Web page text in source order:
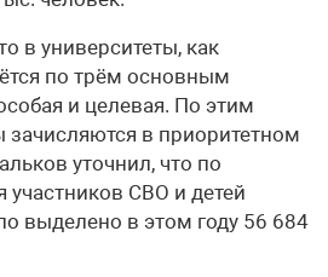
в университеты, как
по трём основным
и целевая. По этим
зачисляются в приоритетном
уточнил, что по
участников СВО и детей
выделено в этом году 56 684